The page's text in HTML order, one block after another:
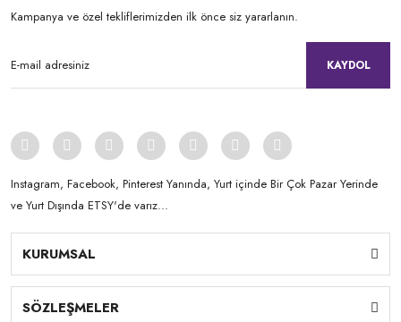
Kampanya ve özel tekliflerimizden ilk önce siz yararlanın.
KAYDOL
Instagram, Facebook, Pinterest Yanında, Yurt içinde Bir Çok Pazar Yerinde
ve Yurt Dışında ETSY'de varız...
KURUMSAL
SÖZLEŞMELER